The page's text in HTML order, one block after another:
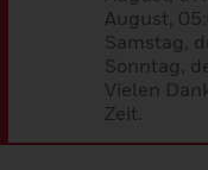
August,
Samstag,
Sonntag,
Vielen
Zeit.